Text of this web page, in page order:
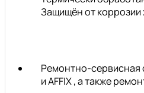
Защищён от
Ремонтно-сервисная
и AFFIX , а также